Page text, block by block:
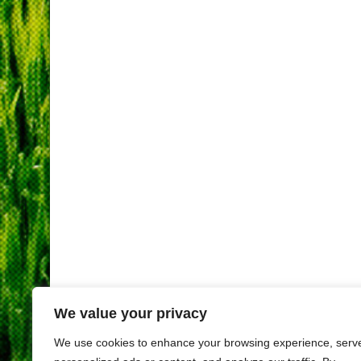
We value your privacy
We use cookies to enhance your browsing experience,